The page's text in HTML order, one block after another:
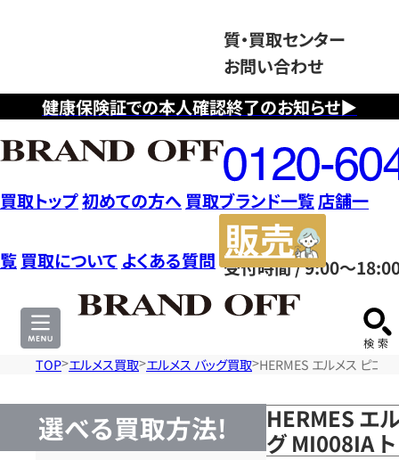
健康保険証での本人確認終了のお知らせ▶
質・買取センター
お問い合わせ
フ
リ
ー
ダ
イ
ヤ
ル
0120604117
受付時間 / 9:00～
買取トップ初めての方へ 買取ブランド一覧店舗一
覧 買取について よくある質問
サ
TOP エルメス買取 エルメス バッグ買取 HERMES エルメス ピコ
選べる買取方法!
HERMES エ
グ MI008IA